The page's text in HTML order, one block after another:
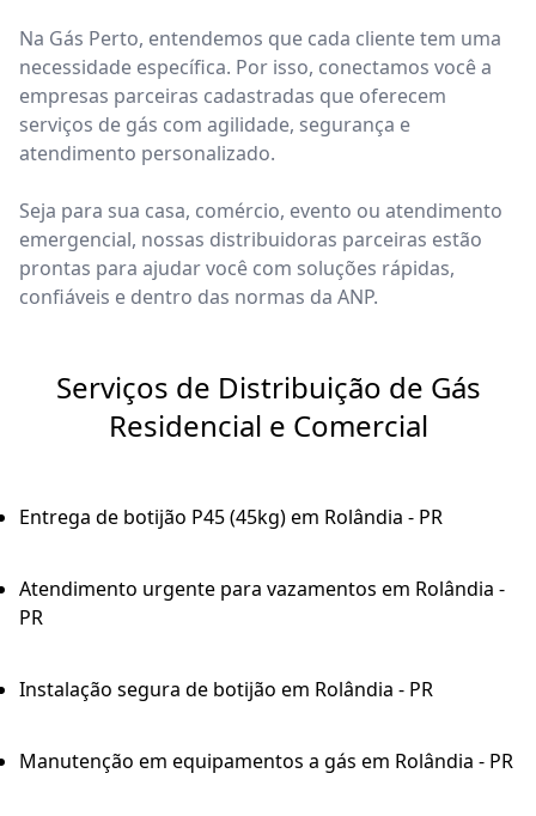
Na Gás Perto, entendemos que cada cliente tem uma
necessidade específica. Por isso, conectamos você a
empresas parceiras cadastradas que oferecem
serviços de gás com agilidade, segurança e
atendimento personalizado.
Seja para sua casa, comércio, evento ou atendimento
emergencial, nossas distribuidoras parceiras estão
prontas para ajudar você com soluções rápidas,
confiáveis e dentro das normas da ANP.
Serviços de Distribuição de Gás
Residencial e Comercial
Entrega de botijão P45 (45kg) em Rolândia - PR
Atendimento urgente para vazamentos em Rolândia -
PR
Instalação segura de botijão em Rolândia - PR
Manutenção em equipamentos a gás em Rolândia - PR